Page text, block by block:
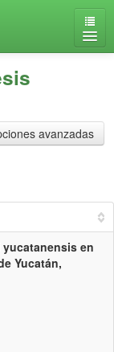
avanzadas
en
Yucatán,